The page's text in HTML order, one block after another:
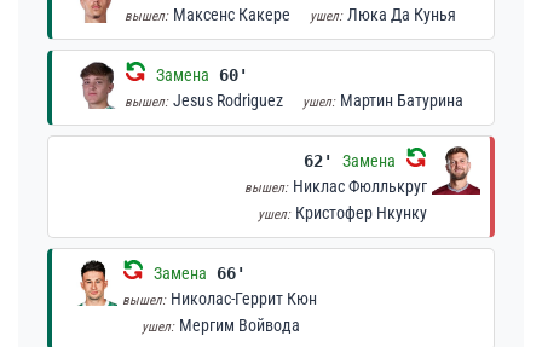
вышел: Максенс Какере ушел: Люка Да Кунья
Замена 60'
вышел: Jesus Rodriguez ушел: Мартин Батурина
62' Замена
вышел: Никлас Фюллькруг
ушел: Кристофер Нкунку
Замена 66'
вышел: Николас-Геррит Кюн
ушел: Мергим Войвода